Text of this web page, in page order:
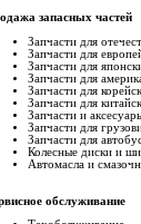
запасных частей
Запчасти для
Запчасти для
Запчасти для
Запчасти для
Запчасти для
Запчасти для
Запчасти и
Запчасти для
Запчасти для
Колесные диски и
Автомасла и
обслуживание